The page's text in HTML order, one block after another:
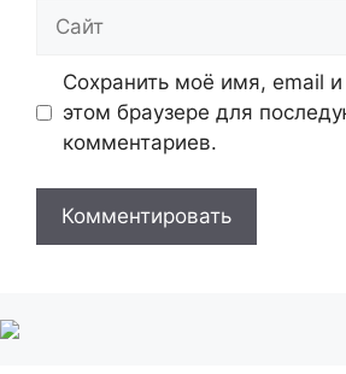
Сохранить моё имя, email и
этом браузере для
комментариев.